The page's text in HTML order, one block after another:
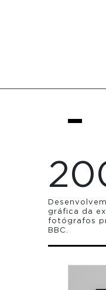
gráfica da
fotógrafos
BBC.